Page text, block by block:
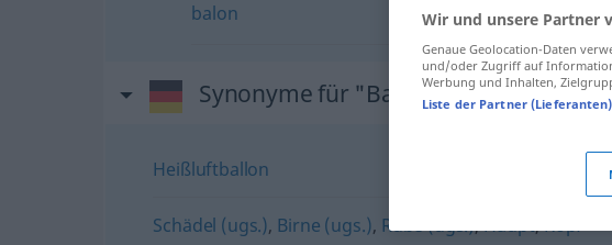
balon
Synonyme für "Ballon"
Heißluftballon
Schädel (ugs.), Birne (ugs.), Rübe (ugs.),Haupt,Kopf
Wir und unsere Partner
Genaue Geolocation-Daten
und/oder Zugriff auf
Werbung und Inhalten,
Liste der Partner (Lieferanten)